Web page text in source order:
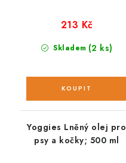
Skladem (2 ks)
213 Kč
Yoggies Lněný olej pro
psy a kočky; 500 ml